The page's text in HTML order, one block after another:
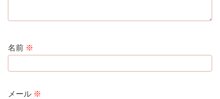
名前 ※
メール ※